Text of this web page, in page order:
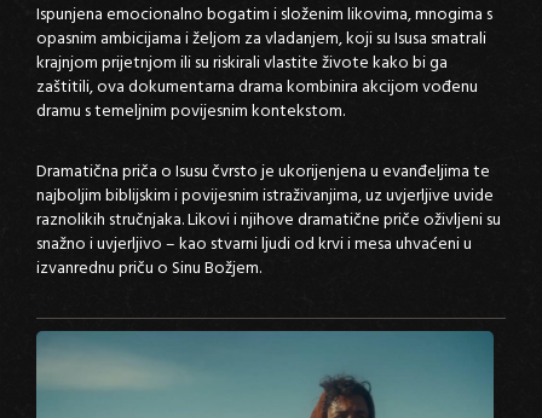
Ispunjena emocionalno bogatim i složenim likovima, mnogima s
opasnim ambicijama i željom za vladanjem, koji su Isusa smatrali
krajnjom prijetnjom ili su riskirali vlastite živote kako bi ga
zaštitili, ova dokumentarna drama kombinira akcijom vođenu
dramu s temeljnim povijesnim kontekstom.
Dramatična priča o Isusu čvrsto je ukorijenjena u evanđeljima te
najboljim biblijskim i povijesnim istraživanjima, uz uvjerljive uvide
raznolikih stručnjaka. Likovi i njihove dramatične priče oživljeni su
snažno i uvjerljivo – kao stvarni ljudi od krvi i mesa uhvaćeni u
izvanrednu priču o Sinu Božjem.